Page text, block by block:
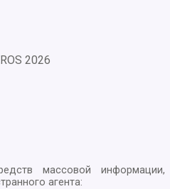
2026
массовой информации,
агента: